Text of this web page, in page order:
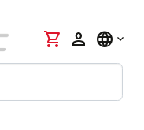
shopping_cart person language